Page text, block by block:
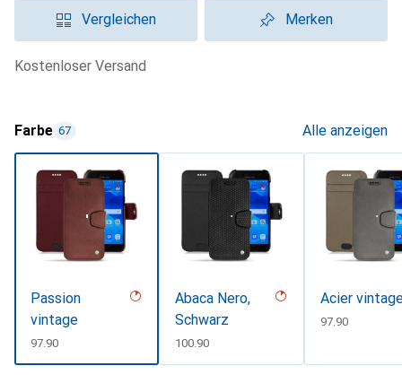
Vergleichen Merken
kostenloser Versand
Farbe 67 Alle anzeigen
Passion
vintage
CHF
97.90
Abaca Nero,
Schwarz
CHF
100.90
Acier
CHF
97.90